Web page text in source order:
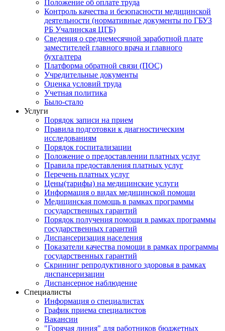
Положение об оплате труда
Контроль качества и безопасности медицинской
деятельности (нормативные документы по ГБУЗ
РБ Учалинская ЦГБ)
Сведения о среднемесячной заработной плате
заместителей главного врача и главного
бухгалтера
Платформа обратной связи (ПОС)
Учредительные документы
Оценка условий труда
Учетная политика
Было-стало
Услуги
Порядок записи на прием
Правила подготовки к диагностическим
исследованиям
Порядок госпитализации
Положение о предоставлении платных услуг
Правила предоставления платных услуг
Перечень платных услуг
Цены(тарифы) на медицинские услуги
Информация о видах медицинской помощи
Медицинская помощь в рамках программы
государственных гарантий
Порядок получения помощи в рамках программы
государственных гарантий
Диспансеризация населения
Показатели качества помощи в рамках программы
государственных гарантий
Скрининг репродуктивного здоровья в рамках
диспансеризации
Диспансерное наблюдение
Специалисты
Информация о специалистах
График приема специалистов
Вакансии
"Горячая линия" для работников бюджетных